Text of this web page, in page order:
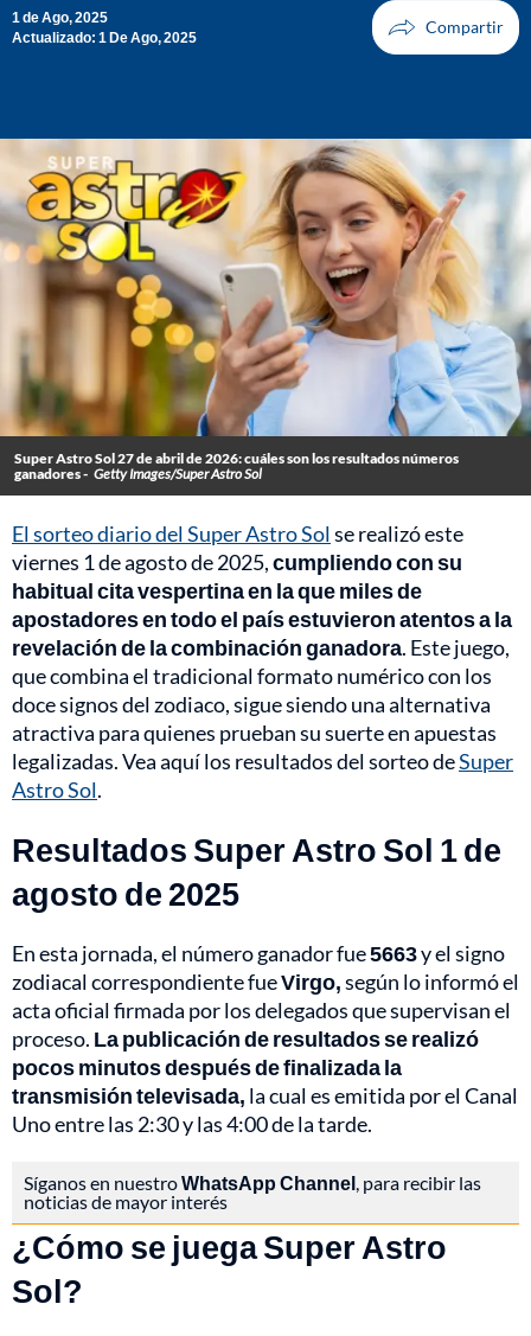
1 de Ago, 2025
Actualizado: 1 De Ago, 2025
Super Astro Sol 27 de abril de 2026: cuáles son los resultados números
ganadores - Getty Images/Super Astro Sol
El sorteo diario del Super Astro Solse realizó este
viernes 1 de agosto de 2025,cumpliendo con su
habitual cita vespertina en la que miles de
apostadores en todo el país estuvieron atentos a la
revelación de la combinación ganadora. Este juego,
que combina el tradicional formato numérico con los
doce signos del zodiaco, sigue siendo una alternativa
atractiva para quienes prueban su suerte en apuestas
legalizadas. Vea aquí los resultados del sorteo deSuper
Astro Sol.
Resultados Super Astro Sol 1 de
agosto de 2025
En esta jornada, el número ganador fue5663y el signo
zodiacal correspondiente fueVirgo,según lo informó el
acta oficial firmada por los delegados que supervisan el
proceso. La publicación de resultados se realizó
pocos minutos después de finalizada la
transmisión televisada, la cual es emitida por el Canal
Uno entre las 2:30 y las 4:00 de la tarde.
Síganos en nuestroWhatsApp Channel, para recibir las
noticias de mayor interés
¿Cómo se juega Super Astro
Sol?